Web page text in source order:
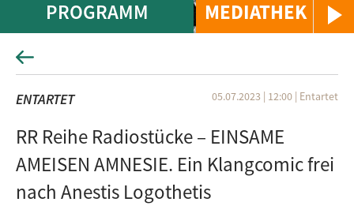
MEDIATHEK
PROGRAMM
ENTARTET 05.07.2023 | 12:00 | Entartet
RR Reihe Radiostücke – EINSAME
AMEISEN AMNESIE. Ein Klangcomic frei
nach Anestis Logothetis